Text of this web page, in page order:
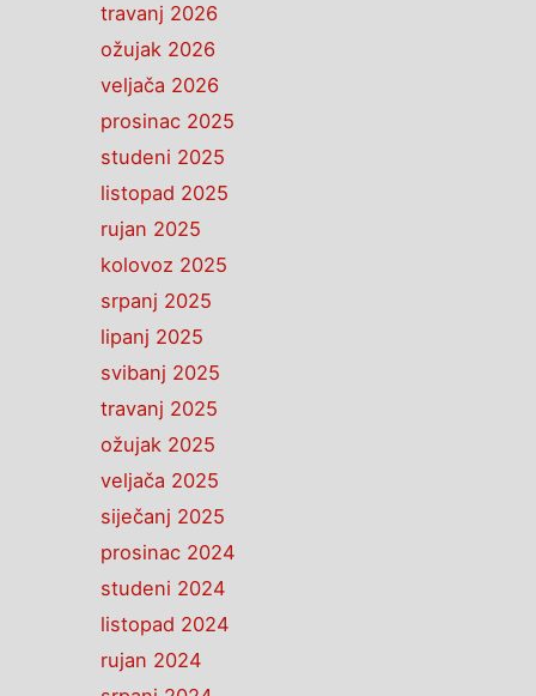
travanj 2026
ožujak 2026
veljača 2026
prosinac 2025
studeni 2025
listopad 2025
rujan 2025
kolovoz 2025
srpanj 2025
lipanj 2025
svibanj 2025
travanj 2025
ožujak 2025
veljača 2025
siječanj 2025
prosinac 2024
studeni 2024
listopad 2024
rujan 2024